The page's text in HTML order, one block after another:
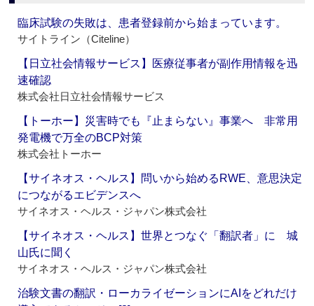
臨床試験の失敗は、患者登録前から始まっています。
サイトライン（Citeline）
【日立社会情報サービス】医療従事者が副作用情報を迅
速確認
株式会社日立社会情報サービス
【トーホー】災害時でも『止まらない』事業へ 非常用
発電機で万全のBCP対策
株式会社トーホー
【サイネオス・ヘルス】問いから始めるRWE、意思決定
につながるエビデンスへ
サイネオス・ヘルス・ジャパン株式会社
【サイネオス・ヘルス】世界とつなぐ「翻訳者」に 城
山氏に聞く
サイネオス・ヘルス・ジャパン株式会社
治験文書の翻訳・ローカライゼーションにAIをどれだけ